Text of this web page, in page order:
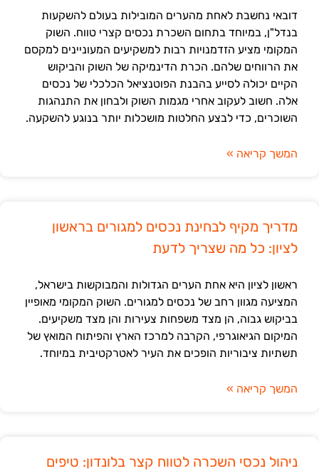
דובאי נחשבת לאחת מהערים המובילות בעולם להשקעות
בנדל"ן, במיוחד בתחום השכרת נכסים קצרי טווח. השוק
המקומי מציע הזדמנויות רבות למשקיעים המעוניינים למקסם
את הרווחים שלהם. הכרת הדינמיקה של השוק והביקוש
הקיים יכולה לסייע בהבנת הפוטנציאל הכלכלי של נכסים
אלה. חשוב לעקוב אחרי מגמות השוק ולבחון את התנהגות
השוכרים, כדי לבצע החלטות מושכלות יותר בנוגע להשקעה.
המשך קריאה »
מדריך מקיף לבחינת נכסים למגורים בראשון
לציון: כל מה שצריך לדעת
ראשון לציון היא אחת הערים הגדולות והמבוקשות בישראל,
המציעה מגוון רחב של נכסים למגורים. השוק המקומי מאופיין
בביקוש גבוה, הן מצד משפחות צעירות והן מצד משקיעים.
המיקום הגיאוגרפי, הקרבה למרכז הארץ והפיתוח המואץ של
תשתיות ציבוריות הופכים את העיר לאטרקטיבית במיוחד.
המשך קריאה »
ניהול נכסי השכרה לטווח קצר בלונדון: טיפים